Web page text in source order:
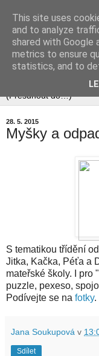
28. 5. 2015
Myšky a
S tematikou třídění
Jitka, Kačka, Péťa a
mateřské školy. I pro
puzzle, pexeso,
Podívejte se na fotky.
Jana Soukupová v
Sdílet
This site uses
and to analyze
shared with Google
metrics to ensure
statistics, and to